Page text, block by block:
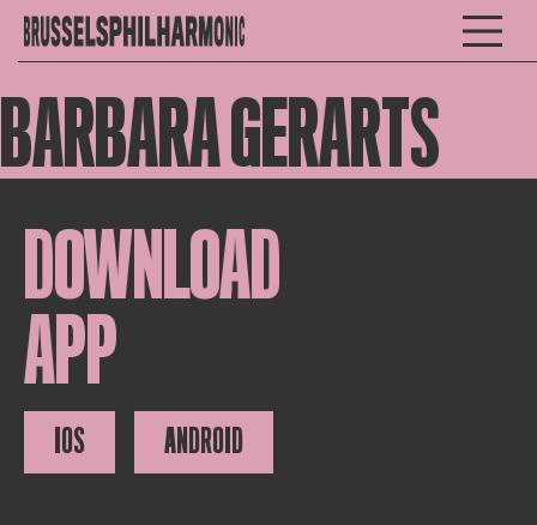
BARBARA GERARTS
DOWNLOAD
APP
IOS ANDROID